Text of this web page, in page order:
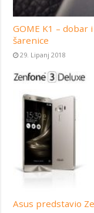
GOME K1 –
šarenice
29. Lipanj 2018
Asus predstavio